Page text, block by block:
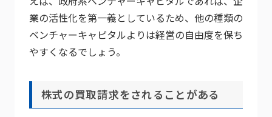
業の活性化を第一義としているため、他の種類の
ベンチャーキャピタルよりは経営の自由度を保ち
やすくなるでしょう。
株式の買取請求をされることがある